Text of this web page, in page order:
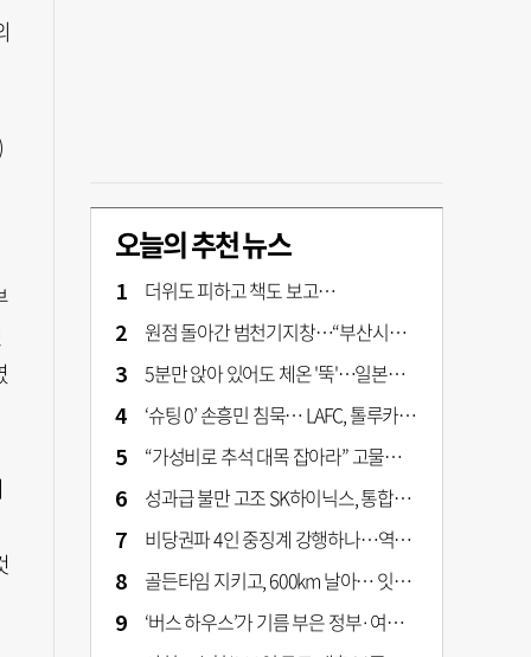
오늘의 추천 뉴스
더위도 피하고 책도 보고…
원점 돌아간 범천기지창…“부산시가 사업구조 전면 재검토 나서야"
5분만 앉아 있어도 체온 '뚝'…일본서 출시 '인간 냉장고' 가격은?
‘슈팅 0’ 손흥민 침묵… LAFC, 톨루카에 1-0 신승
“가성비로 추석 대목 잡아라” 고물가에 실속형 선물세트 확대
성과급 불만 고조 SK하이닉스, 통합노조 설립 본격화
비당권파 4인 중징계 강행하나…역풍 예고하는 張의 반격
골든타임 지키고, 600km 날아… 잇따라 생명 구한 부산소방 헬기
‘버스 하우스’가 기름 부은 정부·여당 부동산 정책